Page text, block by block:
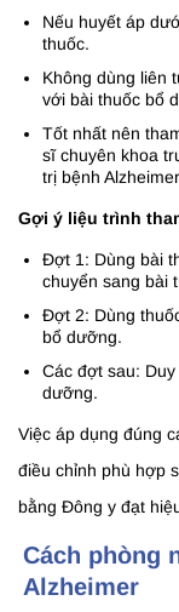
Nếu huyết áp
thuốc.
Không dùng liên
với bài thuốc bổ
Tốt nhất nên
sĩ chuyên khoa
trị bệnh
Gợi ý liệu trình
Đợt 1: Dùng bài
chuyển sang bài
Đợt 2: Dùng
bổ dưỡng.
Các đợt sau:
dưỡng.
Việc áp dụng đúng
điều chỉnh phù hợp
bằng Đông y đạt
Cách phòng
Alzheimer